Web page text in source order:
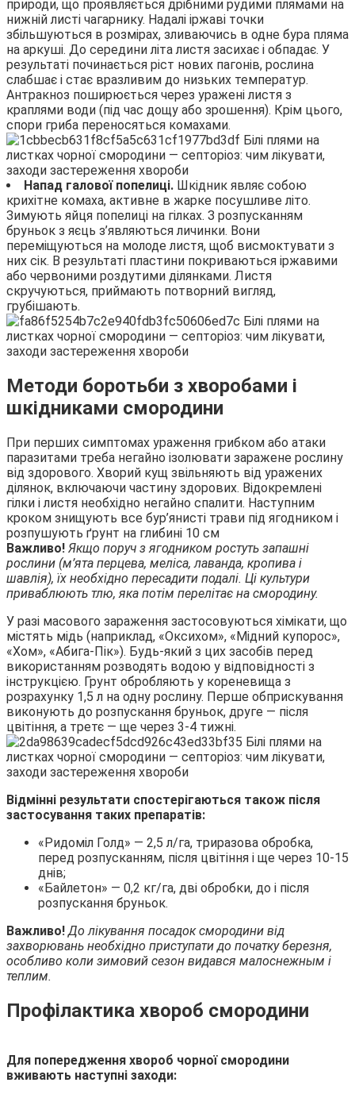
природи, що проявляється дрібними рудими плямами на
нижній листі чагарнику. Надалі іржаві точки
збільшуються в розмірах, зливаючись в одне бура пляма
на аркуші. До середини літа листя засихає і обпадає. У
результаті починається ріст нових пагонів, рослина
слабшає і стає вразливим до низьких температур.
Антракноз поширюється через уражені листя з
краплями води (під час дощу або зрошення). Крім цього,
спори гриба переносяться комахами.
Напад галової попелиці. Шкідник являє собою
крихітне комаха, активне в жарке посушливе літо.
Зимують яйця попелиці на гілках. З розпусканням
бруньок з яєць з’являються личинки. Вони
переміщуються на молоде листя, щоб висмоктувати з
них сік. В результаті пластини покриваються іржавими
або червоними роздутими ділянками. Листя
скручуються, приймають потворний вигляд,
грубішають.
Методи боротьби з хворобами і
шкідниками смородини
При перших симптомах ураження грибком або атаки
паразитами треба негайно ізолювати заражене рослину
від здорового. Хворий кущ звільняють від уражених
ділянок, включаючи частину здорових. Відокремлені
гілки і листя необхідно негайно спалити. Наступним
кроком знищують все бур’янисті трави під ягодником і
розпушують ґрунт на глибині 10 см
Важливо! Якщо поруч з ягодником ростуть запашні
рослини (м’ята перцева, меліса, лаванда, кропива і
шавлія), їх необхідно пересадити подалі. Ці культури
приваблюють тлю, яка потім перелітає на смородину.
У разі масового зараження застосовуються хімікати, що
містять мідь (наприклад, «Оксихом», «Мідний купорос»,
«Хом», «Абига-Пік»). Будь-який з цих засобів перед
використанням розводять водою у відповідності з
інструкцією. Грунт обробляють у кореневища з
розрахунку 1,5 л на одну рослину. Перше обприскування
виконують до розпускання бруньок, друге — після
цвітіння, а третє — ще через 3-4 тижні.
Відмінні результати спостерігаються також після
застосування таких препаратів:
«Ридоміл Голд» — 2,5 л/га, триразова обробка,
перед розпусканням, після цвітіння і ще через 10-15
днів;
«Байлетон» — 0,2 кг/га, дві обробки, до і після
розпускання бруньок.
Важливо!До лікування посадок смородини від
захворювань необхідно приступати до початку березня,
особливо коли зимовий сезон видався малоснежным і
теплим.
Профілактика хвороб смородини
Для попередження хвороб чорної смородини
вживають наступні заходи: